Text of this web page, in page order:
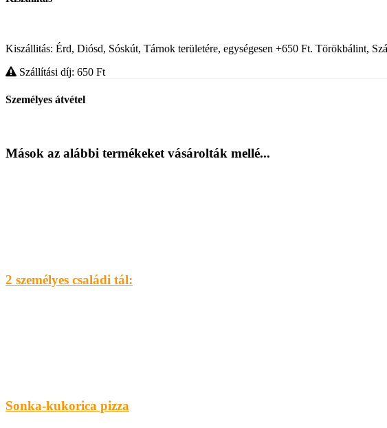
Kiszállitás: Érd, Diósd, Sóskút, Tárnok területére, egységesen +650 Ft. Törökbálint,
Szállítási díj: 650 Ft
Személyes átvétel
Mások az alábbi termékeket vásárolták mellé...
2 személyes családi tál:
Sonka-kukorica pizza